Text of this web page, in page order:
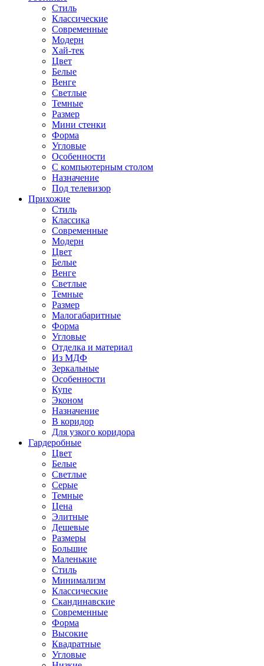
Стиль
Классические
Современные
Модерн
Хай-тек
Цвет
Белые
Венге
Светлые
Темные
Размер
Мини стенки
Форма
Угловые
Особенности
С компьютерным столом
Назначение
Под телевизор
Прихожие
Стиль
Классика
Современные
Модерн
Цвет
Белые
Венге
Светлые
Темные
Размер
Малогабаритные
Форма
Угловые
Отделка и материал
Из МДФ
Зеркальные
Особенности
Купе
Эконом
Назначение
В коридор
Для узкого коридора
Гардеробные
Цвет
Белые
Светлые
Серые
Темные
Цена
Элитные
Дешевые
Размеры
Большие
Маленькие
Стиль
Минимализм
Классические
Скандинавские
Современные
Форма
Высокие
Квадратные
Угловые